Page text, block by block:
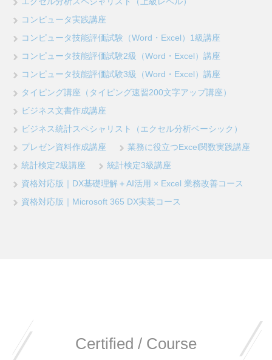
コンピュータ実践講座
コンピュータ技能評価試験（Word・Excel）1級講座
コンピュータ技能評価試験2級（Word・Excel）講座
コンピュータ技能評価試験3級（Word・Excel）講座
タイピング講座（タイピング速習200文字アップ講座）
ビジネス文書作成講座
ビジネス統計スペシャリスト（エクセル分析ベーシック）
プレゼン資料作成講座
業務に役立つExcel関数実践講座
統計検定2級講座
統計検定3級講座
資格対応版｜DX基礎理解＋AI活用 × Excel 業務改善コース
資格対応版｜Microsoft 365 DX実装コース
Certified / Course